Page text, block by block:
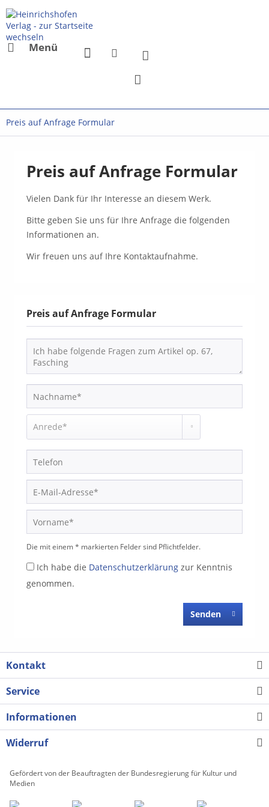
Menü
Preis auf Anfrage Formular
Preis auf Anfrage Formular
Vielen Dank für Ihr Interesse an diesem Werk.
Bitte geben Sie uns für Ihre Anfrage die folgenden
Informationen an.
Wir freuen uns auf Ihre Kontaktaufnahme.
Preis auf Anfrage Formular
Die mit einem * markierten Felder sind Pflichtfelder.
Ich habe die Datenschutzerklärung zur Kenntnis
genommen.
Senden
Kontakt
Service
Informationen
Widerruf
Gefördert von der Beauftragten der Bundesregierung für Kultur und
Medien